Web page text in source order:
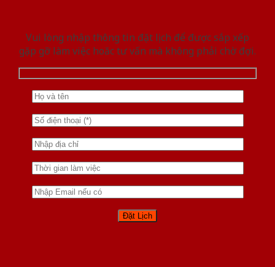
Vui lòng nhập thông tin đặt lịch để được sắp xếp
gặp gỡ làm việc hoăc tư vấn mà không phải chờ đợi.